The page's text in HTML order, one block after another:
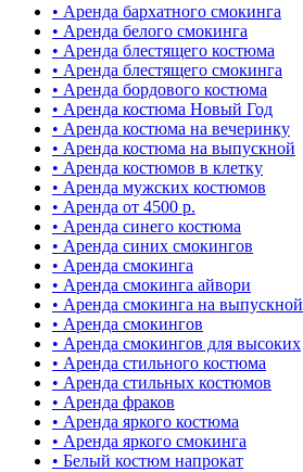
• Аренда бархатного смокинга
• Аренда белого смокинга
• Аренда блестящего костюма
• Аренда блестящего смокинга
• Аренда бордового костюма
• Аренда костюма Новый Год
• Аренда костюма на вечеринку
• Аренда костюма на выпускной
• Аренда костюмов в клетку
• Аренда мужских костюмов
• Аренда от 4500 р.
• Аренда синего костюма
• Аренда синих смокингов
• Аренда смокинга
• Аренда смокинга айвори
• Аренда смокинга на выпускной
• Аренда смокингов
• Аренда смокингов для высоких
• Аренда стильного костюма
• Аренда стильных костюмов
• Аренда фраков
• Аренда яркого костюма
• Аренда яркого смокинга
• Белый костюм напрокат